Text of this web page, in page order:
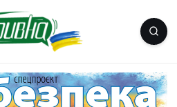
Одеса, Мелітополь